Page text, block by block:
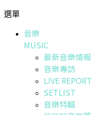
選單
音樂
MUSIC
最新音樂情報
音樂專訪
LIVE REPORT
SETLIST
音樂特輯